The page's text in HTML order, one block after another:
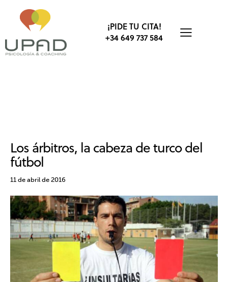
¡PIDE TU CITA!
+34 649 737 584
Los árbitros, la cabeza de turco del
fútbol
11 de abril de 2016